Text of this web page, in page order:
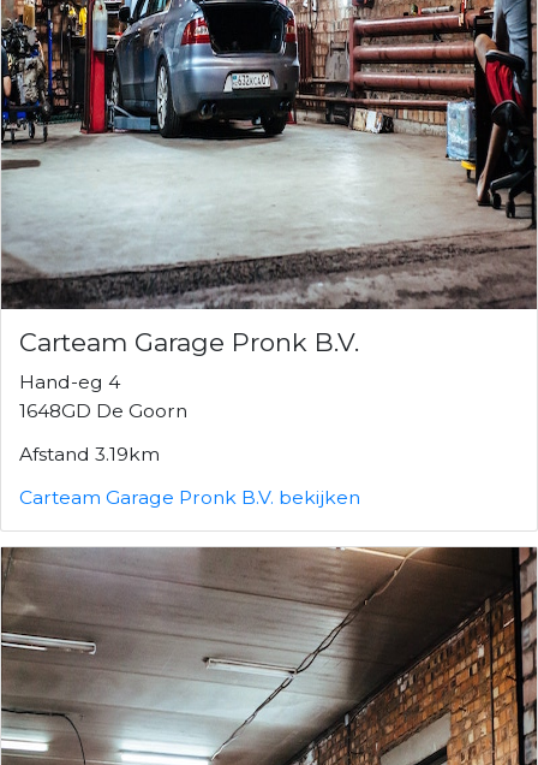
Carteam Garage Pronk B.V.
Hand-eg 4
1648GD De Goorn
Afstand 3.19km
Carteam Garage Pronk B.V. bekijken